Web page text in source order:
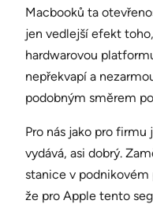
Macbooků ta
jen vedlejší efekt
hardwarovou
nepřekvapí a
podobným směrem
Pro nás jako pro
vydává, asi dobrý.
stanice v
že pro Apple tento